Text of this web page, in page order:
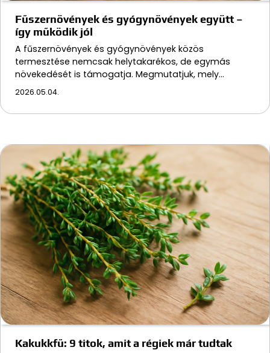
Fűszernövények és gyógynövények együtt –
így működik jól
A fűszernövények és gyógynövények közös
termesztése nemcsak helytakarékos, de egymás
növekedését is támogatja. Megmutatjuk, mely…
2026.05.04.
Kakukkfű: 9 titok, amit a régiek már tudtak